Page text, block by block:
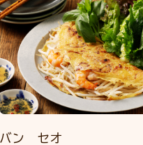
バン セオ